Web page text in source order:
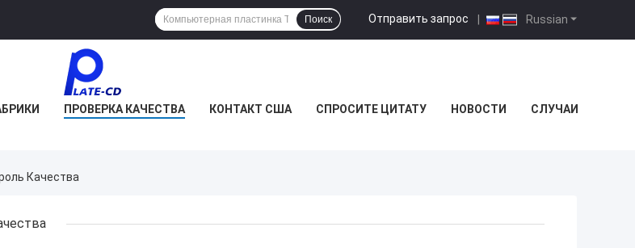
Russian
Отправить запрос |
Поиск
ПРОВЕРКА КАЧЕСТВА КОНТАКТ США СПРОСИТЕ ЦИТАТУ НОВОСТИ СЛУЧАИ
Качества